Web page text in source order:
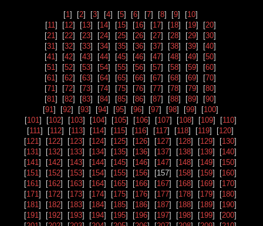
[1] [2] [3] [4] [5] [6] [7] [8] [9] [10]
[11] [12] [13] [14] [15] [16] [17] [18] [19] [20]
[21] [22] [23] [24] [25] [26] [27] [28] [29] [30]
[31] [32] [33] [34] [35] [36] [37] [38] [39] [40]
[41] [42] [43] [44] [45] [46] [47] [48] [49] [50]
[51] [52] [53] [54] [55] [56] [57] [58] [59] [60]
[61] [62] [63] [64] [65] [66] [67] [68] [69] [70]
[71] [72] [73] [74] [75] [76] [77] [78] [79] [80]
[81] [82] [83] [84] [85] [86] [87] [88] [89] [90]
[91] [92] [93] [94] [95] [96] [97] [98] [99] [100]
[101] [102] [103] [104] [105] [106] [107] [108] [109] [110]
[111] [112] [113] [114] [115] [116] [117] [118] [119] [120]
[121] [122] [123] [124] [125] [126] [127] [128] [129] [130]
[131] [132] [133] [134] [135] [136] [137] [138] [139] [140]
[141] [142] [143] [144] [145] [146] [147] [148] [149] [150]
[151] [152] [153] [154] [155] [156] [157] [158] [159] [160]
[161] [162] [163] [164] [165] [166] [167] [168] [169] [170]
[171] [172] [173] [174] [175] [176] [177] [178] [179] [180]
[181] [182] [183] [184] [185] [186] [187] [188] [189] [190]
[191] [192] [193] [194] [195] [196] [197] [198] [199] [200]